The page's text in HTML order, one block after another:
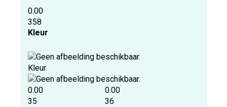
0.00
358
Kleur
Kleur
0.00
35
0.00
36